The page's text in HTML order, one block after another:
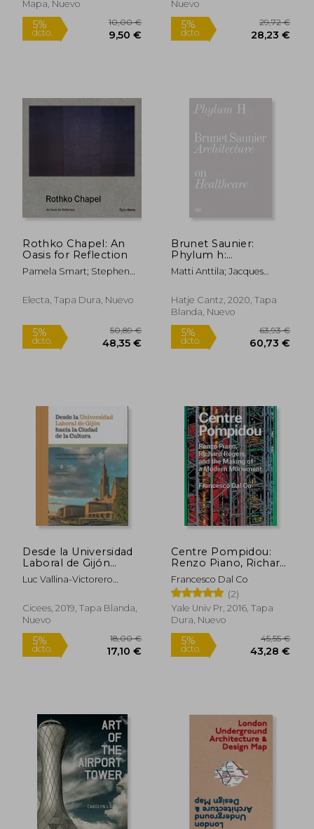
Mapa, Nuevo
dcto. 9,50 €
Nuevo
5%
dcto.
Rothko Chapel: An
Oasis for Reflection
Pamela Smart; Stephen
Electa, Tapa Dura, Nuevo
5% 50,89 €
Brunet Saunier:
Phylum h:
Architecture on
Healthcare (en
Matti Anttila; Jacques
J&Eacute;R&Ocirc;Me
Brunet; Marita
Per&Auml;L&Auml;; Kean
Walmsley; Ren&Eacute;
Zarag&Uuml;Eta; Gerold
Hatje Cantz, 2020, Tapa
Blanda, Nuevo
5%
Desde la Universidad
Laboral de Gijón
Hacia la Ciudad de la
Cultura
Luc Vallina-Victorero
Cicees, 2019, Tapa Blanda,
Nuevo
Centre Pompidou:
Renzo Piano, Richard
Rogers, and the
Making of a Modern
Monument (en
Inglés)
Francesco Dal Co
(2)
Yale Univ Pr, 2016, Tapa
Dura, Nuevo